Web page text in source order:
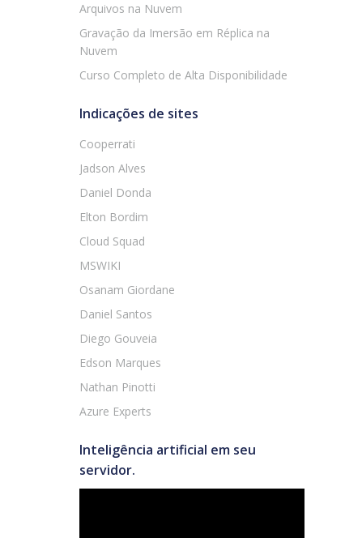
Arquivos na Nuvem
Gravação da Imersão em Réplica na
Nuvem
Curso Completo de Alta Disponibilidade
Indicações de sites
Cooperrati
Jadson Alves
Daniel Donda
Elton Bordim
Cloud Squad
MSWIKI
Osanam Giordane
Daniel Santos
Diego Gouveia
Edson Marques
Nathan Pinotti
Azure Experts
Inteligência artificial em seu
servidor.